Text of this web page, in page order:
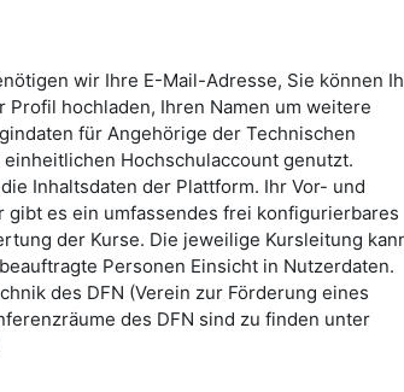
wir Ihre E-Mail-Adresse, Sie können
Profil hochladen, Ihren Namen um weitere
für Angehörige der Technischen
Hochschulaccount genutzt.
Inhaltsdaten der Plattform. Ihr Vor- und
gibt es ein umfassendes frei konfigurierbares
der Kurse. Die jeweilige Kursleitung
Personen Einsicht in Nutzerdaten.
des DFN (Verein zur Förderung eines
des DFN sind zu finden unter